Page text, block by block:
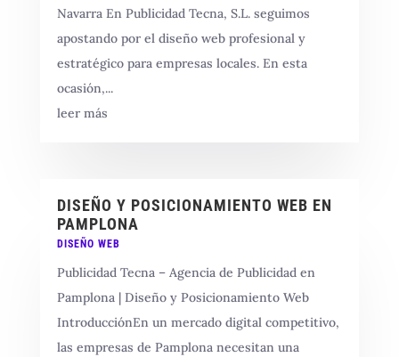
Navarra En Publicidad Tecna, S.L. seguimos
apostando por el diseño web profesional y
estratégico para empresas locales. En esta
ocasión,...
leer más
DISEÑO Y POSICIONAMIENTO WEB EN
PAMPLONA
DISEÑO WEB
Publicidad Tecna – Agencia de Publicidad en
Pamplona | Diseño y Posicionamiento Web
IntroducciónEn un mercado digital competitivo,
las empresas de Pamplona necesitan una